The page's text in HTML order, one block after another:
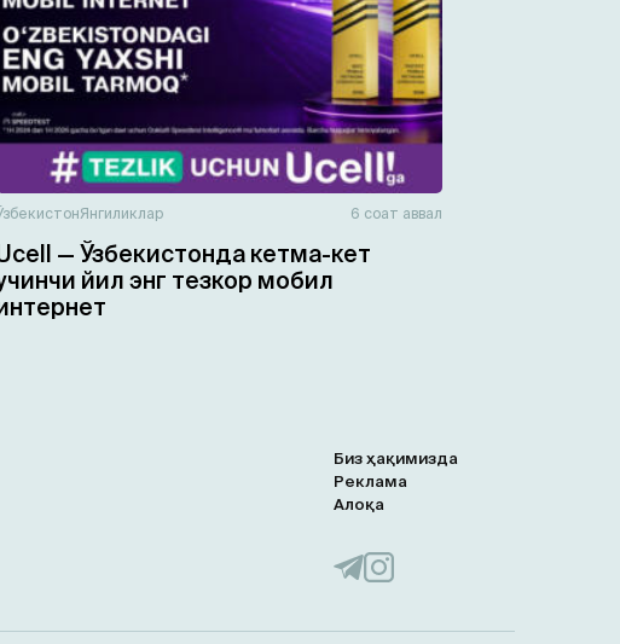
Янгиликлар 6 соат аввал
— Ўзбекистонда кетма-кет
йил энг тезкор мобил
Биз ҳақимизда
Реклама
Алоқа